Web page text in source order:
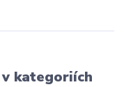
kategoriích